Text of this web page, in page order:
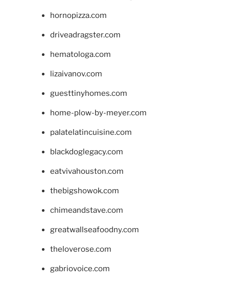
hornopizza.com
driveadragster.com
hematologa.com
lizaivanov.com
guesttinyhomes.com
home-plow-by-meyer.com
palatelatincuisine.com
blackdoglegacy.com
eatvivahouston.com
thebigshowok.com
chimeandstave.com
greatwallseafoodny.com
theloverose.com
gabriovoice.com